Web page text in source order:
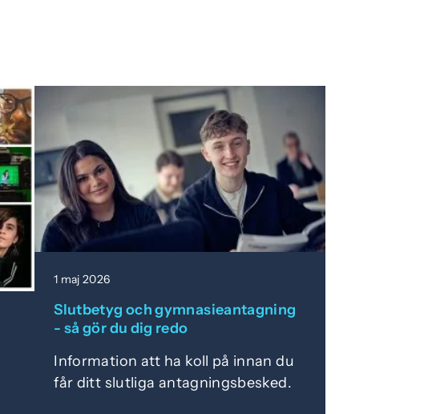
1 maj 2026
Slutbetyg och gymnasieantagning
- så gör du dig redo
Information att ha koll på innan du
får ditt slutliga antagningsbesked.